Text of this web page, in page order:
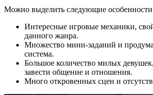
Можно выделить следующие
Интересные игровые механики,
данного жанра.
Множество мини-заданий и
система.
Большое количество милых
завести общение и отношения.
Много откровенных сцен и